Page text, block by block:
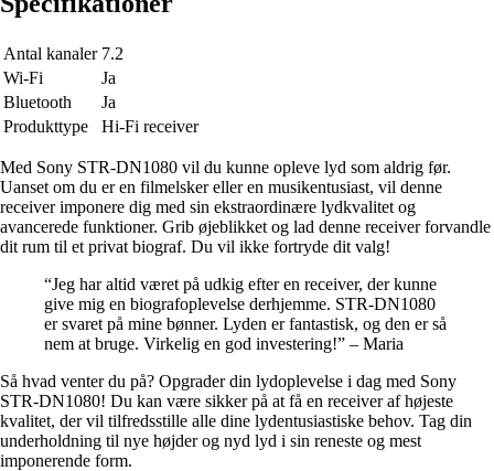
Antal kanaler 7.2
Wi-Fi
Ja
Bluetooth
Ja
Produkttype
Hi-Fi receiver
Med Sony STR-DN1080 vil du kunne opleve lyd som aldrig før.
Uanset om du er en filmelsker eller en musikentusiast, vil denne
receiver imponere dig med sin ekstraordinære lydkvalitet og
avancerede funktioner. Grib øjeblikket og lad denne receiver forvandle
dit rum til et privat biograf. Du vil ikke fortryde dit valg!
“Jeg har altid været på udkig efter en receiver, der kunne
give mig en biografoplevelse derhjemme. STR-DN1080
er svaret på mine bønner. Lyden er fantastisk, og den er så
nem at bruge. Virkelig en god investering!” – Maria
Så hvad venter du på? Opgrader din lydoplevelse i dag med Sony
STR-DN1080! Du kan være sikker på at få en receiver af højeste
kvalitet, der vil tilfredsstille alle dine lydentusiastiske behov. Tag din
underholdning til nye højder og nyd lyd i sin reneste og mest
imponerende form.